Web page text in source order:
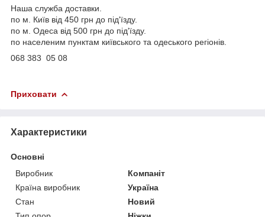
Наша служба доставки.
по м. Київ від 450 грн до під'їзду.
по м. Одеса від 500 грн до під'їзду.
по населеним пунктам київського та одеського регіонів.
068 383 05 08
Приховати
Характеристики
Основні
Виробник
Компаніт
Країна виробник
Україна
Стан
Новий